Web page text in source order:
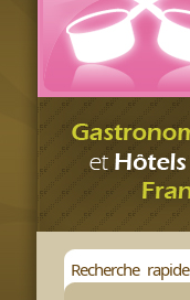
Recherche rapide